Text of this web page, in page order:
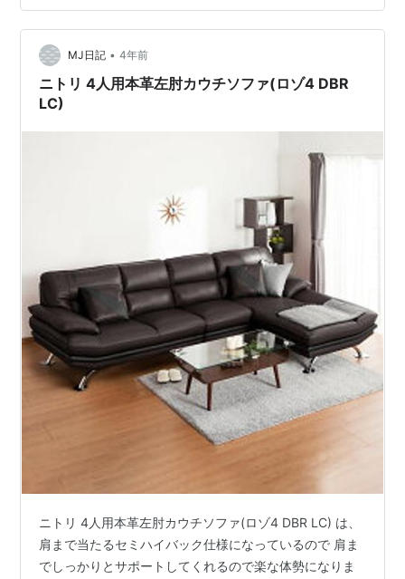
中のソファーの問題点 現在使用しているソファーは、
（多分）2.5人掛けのソファーです。 １人がソファーに寝
転がると、他の人は誰も使えなくなってしまいます。
（まあ当たり前…） 次買うソファーは、これを何とかし
たいと考えています。 1人が寝転…
MJ日記 • 4年前
ニトリ 4人用本革左肘カウチソファ(ロゾ4 DBR
LC)
ニトリ 4人用本革左肘カウチソファ(ロゾ4 DBR LC) は、
肩まで当たるセミハイバック仕様になっているので 肩ま
でしっかりとサポートしてくれるので楽な体勢になりま